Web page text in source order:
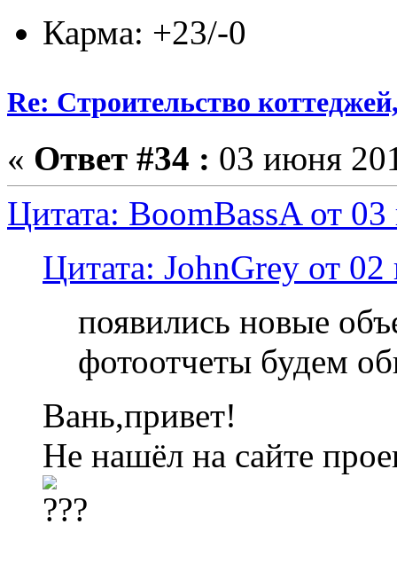
Карма: +23/-0
Re: Строительство
« Ответ #34 : 03 июня
Цитата: BoomBassA от
Цитата: JohnGrey от
появились новые
фотоотчеты будем
Вань,привет!
Не нашёл на сайте